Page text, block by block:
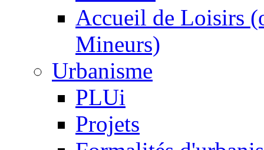
Accueil de Loisirs
Mineurs)
Urbanisme
PLUi
Projets